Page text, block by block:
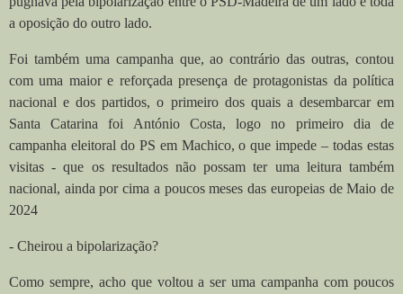
a oposição do outro lado.
Foi também uma campanha que, ao contrário das outras, contou
com uma maior e reforçada presença de protagonistas da política
nacional e dos partidos, o primeiro dos quais a desembarcar em
Santa Catarina foi António Costa, logo no primeiro dia de
campanha eleitoral do PS em Machico, o que impede – todas estas
visitas - que os resultados não possam ter uma leitura também
nacional, ainda por cima a poucos meses das europeias de Maio de
2024
- Cheirou a bipolarização?
Como sempre, acho que voltou a ser uma campanha com poucos